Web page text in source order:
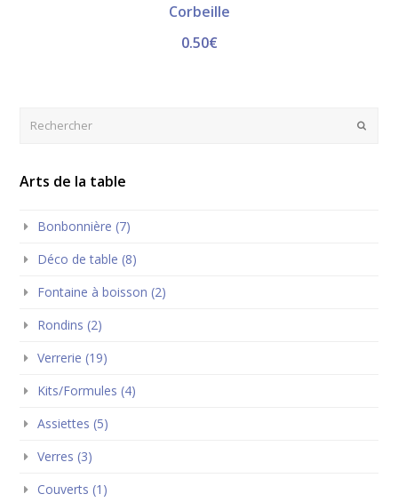
Corbeille
0.50€
Arts de la table
Bonbonnière (7)
Déco de table (8)
Fontaine à boisson (2)
Rondins (2)
Verrerie (19)
Kits/Formules (4)
Assiettes (5)
Verres (3)
Couverts (1)